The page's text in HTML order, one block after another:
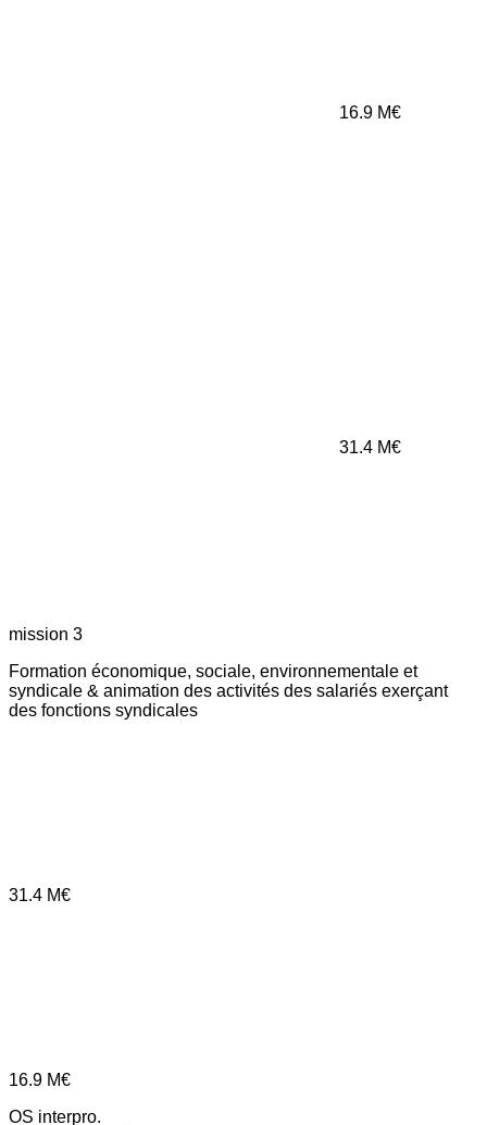
16.9 M€
31.4 M€
mission 3
Formation économique, sociale, environnementale et
syndicale & animation des activités des salariés exerçant
des fonctions syndicales
31.4 M€
16.9 M€
OS interpro.